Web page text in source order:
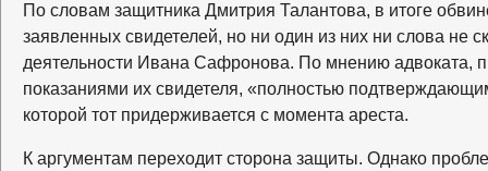
По словам защитника Дмитрия Талантова, в итоге
заявленных свидетелей, но ни один из них ни слова не
деятельности Ивана Сафронова. По мнению
показаниями их свидетеля, «полностью
которой тот придерживается с момента ареста.
К аргументам переходит сторона защиты. Однако